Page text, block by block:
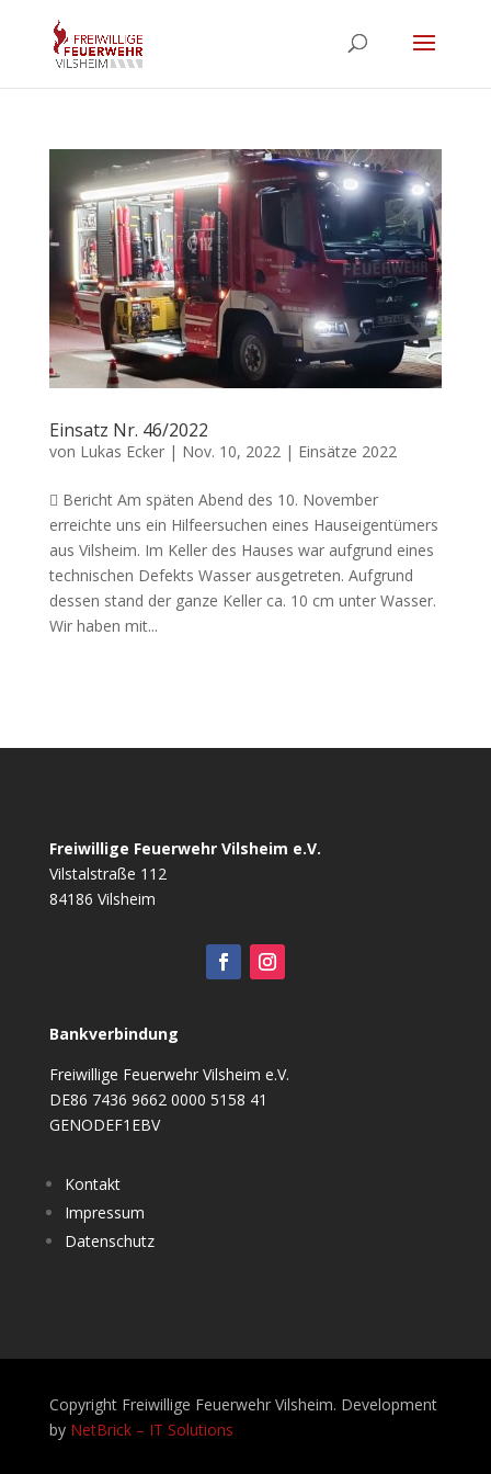
Einsatz Nr. 46/2022
von Lukas Ecker| Nov. 10, 2022| Einsätze 2022
 Bericht Am späten Abend des 10. November
erreichte uns ein Hilfeersuchen eines Hauseigentümers
aus Vilsheim. Im Keller des Hauses war aufgrund eines
technischen Defekts Wasser ausgetreten. Aufgrund
dessen stand der ganze Keller ca. 10 cm unter Wasser.
Wir haben mit...
Freiwillige Feuerwehr Vilsheim e.V.
Vilstalstraße 112
84186 Vilsheim
Bankverbindung
Freiwillige Feuerwehr Vilsheim e.V.
DE86 7436 9662 0000 5158 41
GENODEF1EBV
Kontakt
Impressum
Datenschutz
Copyright Freiwillige Feuerwehr Vilsheim. Development
by NetBrick – IT Solutions